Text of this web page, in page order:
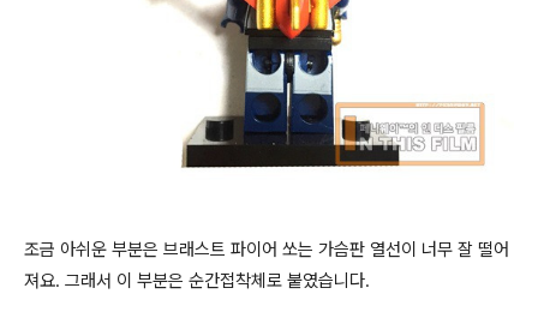
조금 아쉬운 부분은 브래스트 파이어 쏘는 가슴판 열선이 너무 잘 떨어
져요. 그래서 이 부분은 순간접착체로 붙였습니다.